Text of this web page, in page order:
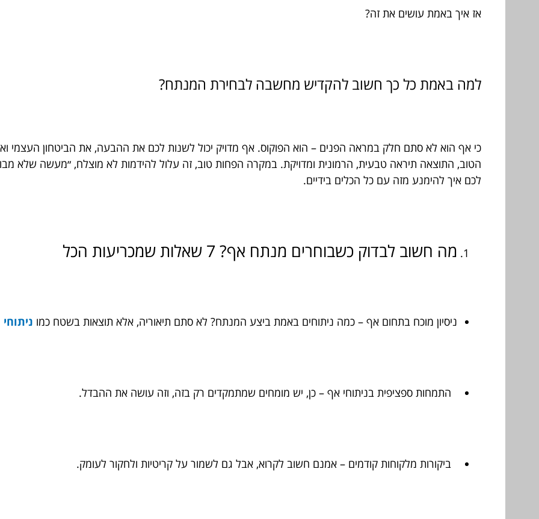
אז איך באמת עושים את זה?
למה באמת כל כך חשוב להקדיש מחשבה לבחירת המנתח?
כי אף הוא לא סתם חלק במראה הפנים – הוא הפוקוס. אף מדויק יכול לשנות לכם את ההבעה, את הביטחון העצמי
הטוב, התוצאה תיראה טבעית, הרמונית ומדויקת. במקרה הפחות טוב, זה עלול להידמות לא מוצלח, ״מעשה שלא
לכם איך להימנע מזה עם כל הכלים בידיים.
מה חשוב לבדוק כשבוחרים מנתח אף? 7 שאלות שמכריעות הכל
ניסיון מוכח בתחום אף – כמה ניתוחים באמת ביצע המנתח? לא סתם תיאוריה, אלא תוצאות בשטח כמו
התמחות ספציפית בניתוחי אף – כן, יש מומחים שמתמקדים רק בזה, וזה עושה את ההבדל.
ביקורות מלקוחות קודמים – אמנם חשוב לקרוא, אבל גם לשמור על קריטיות ולחקור לעומק.